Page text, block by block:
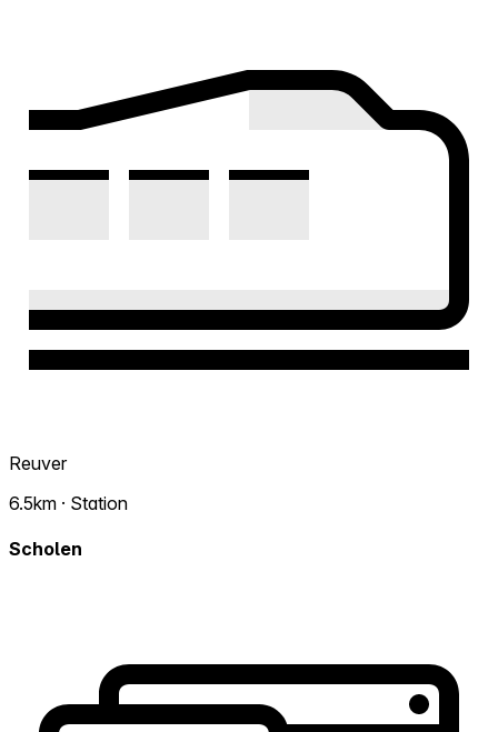
Reuver
6.5km · Station
Scholen